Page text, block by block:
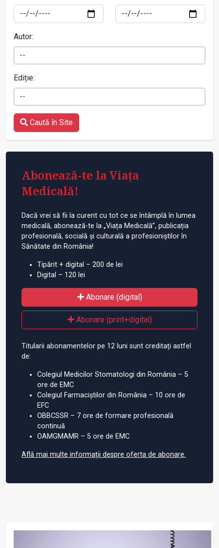
Autor:
--
Ediție:
--
Caută în Site
Abonează-te la Viața
Medicală!
Dacă vrei să fii la curent cu tot ce se întâmplă în lumea
medicală, abonează-te la „Viața Medicală”, publicația
profesională, socială și culturală a profesioniștilor în
Sănătate din România!
Tipărit + digital – 200 de lei
Digital – 120 lei
Abonare (digital)
Abonare (print+digital)
Titularii abonamentelor pe 12 luni sunt creditați astfel
de:
Colegiul Medicilor Stomatologi din România – 5
ore de EMC
Colegiul Farmaciștilor din România – 10 ore de
EFC
OBBCSSR – 7 ore de formare profesională
continuă
OAMGMAMR – 5 ore de EMC
Află mai multe informații despre oferta de abonare.